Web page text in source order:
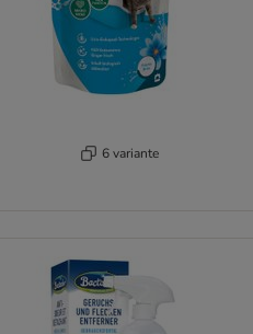
6 variante